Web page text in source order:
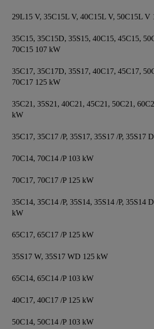
29L15 V, 35C15L V, 40C15L V, 50C15L V
35C15, 35C15D, 35S15, 40C15, 45C15,
70C15 107 kW
35C17, 35C17D, 35S17, 40C17, 45C17,
70C17 125 kW
35C21, 35S21, 40C21, 45C21, 50C21,
kW
35C17, 35C17 /P, 35S17, 35S17 /P, 35S17
70C14, 70C14 /P 103 kW
70C17, 70C17 /P 125 kW
35C14, 35C14 /P, 35S14, 35S14 /P, 35S14
kW
65C17, 65C17 /P 125 kW
35S17 W, 35S17 WD 125 kW
65C14, 65C14 /P 103 kW
40C17, 40C17 /P 125 kW
50C14, 50C14 /P 103 kW